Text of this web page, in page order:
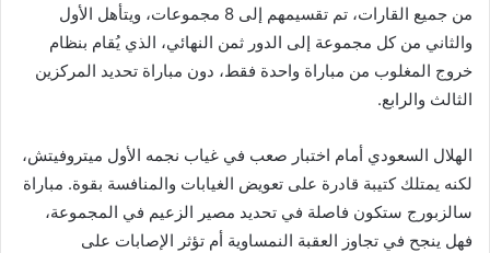
من جميع القارات، تم تقسيمهم إلى 8 مجموعات، ويتأهل الأول
والثاني من كل مجموعة إلى الدور ثمن النهائي، الذي يُقام بنظام
خروج المغلوب من مباراة واحدة فقط، دون مباراة تحديد المركزين
الثالث والرابع.
الهلال السعودي أمام اختبار صعب في غياب نجمه الأول ميتروفيتش،
لكنه يمتلك كتيبة قادرة على تعويض الغيابات والمنافسة بقوة. مباراة
سالزبورج ستكون فاصلة في تحديد مصير الزعيم في المجموعة،
فهل ينجح في تجاوز العقبة النمساوية أم تؤثر الإصابات على